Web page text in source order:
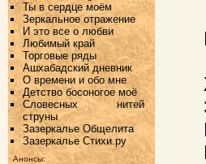
Ты в сердце моём
Зеркальное отражение
И это все о любви
Любимый край
Торговые ряды
Ашхабадский дневник
О времени и обо мне
Детство босоногое моё
Словесных нитей
струны
Зазеркалье Общелита
Зазеркалье Стихи.ру
Анонсы: